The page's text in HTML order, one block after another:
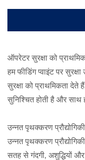
ऑपरेटर सुरक्षा को
हम फीडिंग प्वाइंट पर
सुरक्षा को प्राथमिकता देते
सुनिश्चित होती है और साथ
उन्नत पृथक्करण प्रौद्योगिकी
उन्नत पृथक्करण
सतह से गंदगी, अशुद्धियों